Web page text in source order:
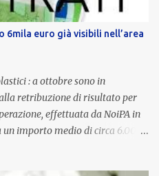
integra in maniera stabile lo
garantite
temporaneo né un
strutturale di retribuzione,
al cost...
euro già visibili nell’area
: a ottobre sono in
retribuzione di risultato per
effettuata da NoiPA in
importo medio di circa 6.000